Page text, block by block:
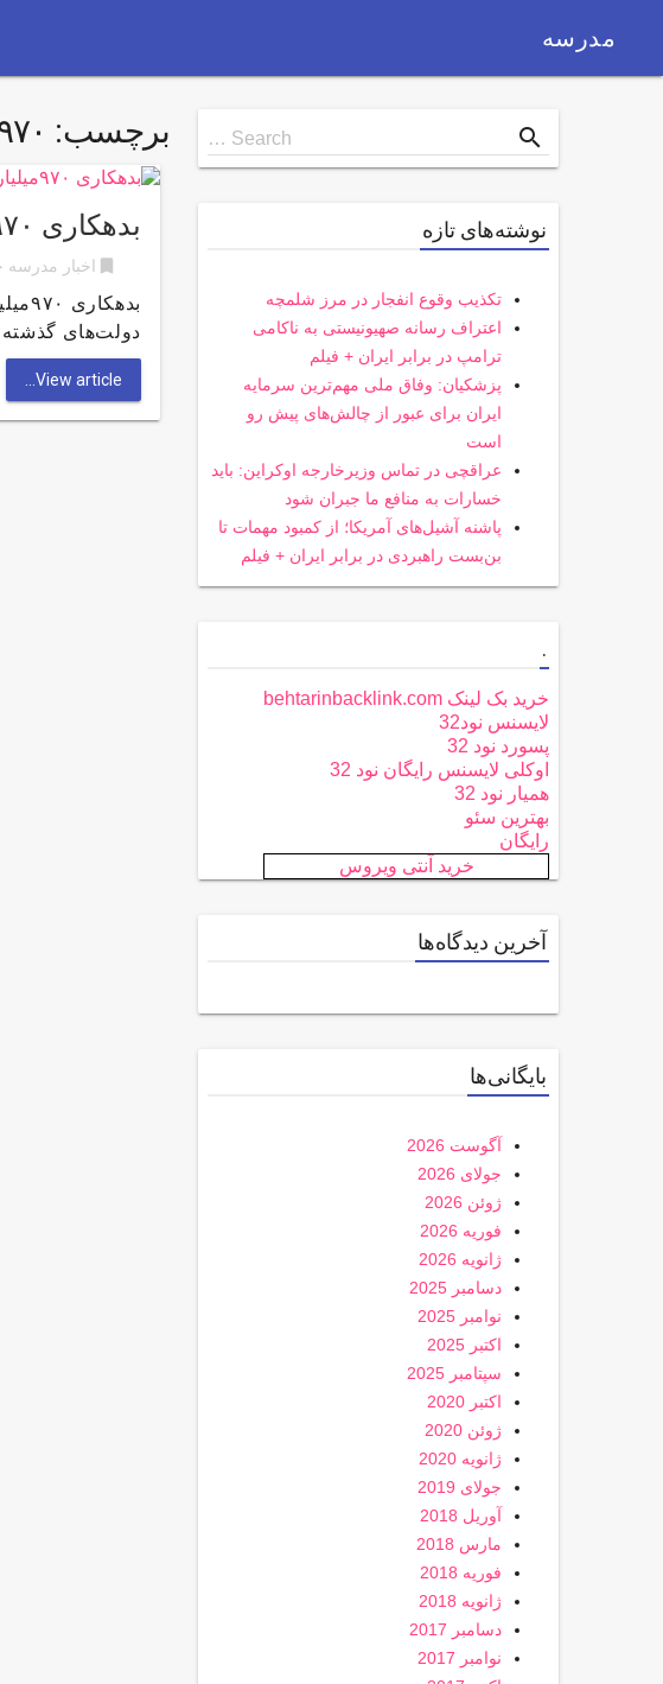
مدرسه
برچسب: ۹۷۰میلیارد
بدهکاری ۹۷۰میلیارد تومانی دولت‌های گذشته به صندوق ذخیره فرهنگیان
bookmark اخبار مدرسه
دولت‌های گذشته
View article...
Search
for
Search … search
نوشته‌های تازه
تکذیب وقوع انفجار در مرز شلمچه
اعتراف رسانه صهیونیستی به ناکامی
ترامپ در برابر ایران + فیلم
پزشکیان: وفاق ملی مهم‌ترین سرمایه
ایران برای عبور از چالش‌های پیش رو
است
عراقچی در تماس وزیرخارجه اوکراین: باید
خسارات به منافع ما جبران شود
پاشنه آشیل‌های آمریکا؛ از کمبود مهمات تا
بن‌بست راهبردی در برابر ایران + فیلم
.
خرید بک لینک behtarinbacklink.com
لایسنس نود32
پسورد نود 32
اوکلی لایسنس رایگان نود 32
همیار نود 32
بهترین سئو
رایگان
خرید آنتی ویروس
آخرین دیدگاه‌ها
بایگانی‌ها
آگوست 2026
جولای 2026
ژوئن 2026
فوریه 2026
ژانویه 2026
دسامبر 2025
نوامبر 2025
اکتبر 2025
سپتامبر 2025
اکتبر 2020
ژوئن 2020
ژانویه 2020
جولای 2019
آوریل 2018
مارس 2018
فوریه 2018
ژانویه 2018
دسامبر 2017
نوامبر 2017